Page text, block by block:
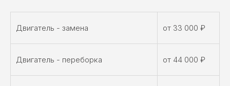
Двигатель - замена от 33 000 ₽
Двигатель - переборка от 44 000 ₽